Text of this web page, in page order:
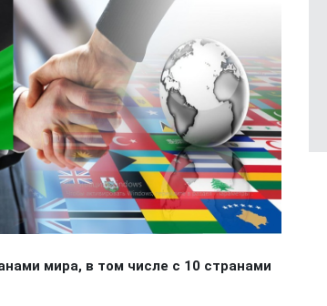
мира, в том числе с 10 странами